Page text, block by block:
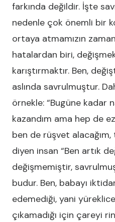
farkında değildir. İşte
nedenle çok önemli bir
ortaya atmamızın
hatalardan biri,
karıştırmaktır. Ben,
aslında savrulmuştur.
örnekle: “Bugüne kadar
kazandım ama hep de
ben de rüşvet
diyen insan “Ben artık
değişmemiştir,
budur. Ben, babayı
edemediği, yani yüreklice
çıkamadığı için çareyi